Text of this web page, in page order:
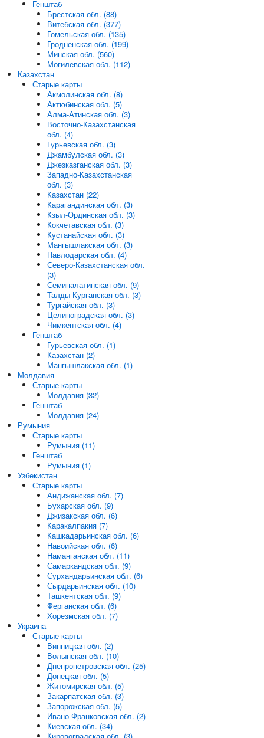
Генштаб
Брестская обл. (88)
Витебская обл. (377)
Гомельская обл. (135)
Гродненская обл. (199)
Минская обл. (560)
Могилевская обл. (112)
Казахстан
Старые карты
Акмолинская обл. (8)
Актюбинская обл. (5)
Алма-Атинская обл. (3)
Восточно-Казахстанская
обл. (4)
Гурьевская обл. (3)
Джамбулская обл. (3)
Джезказганская обл. (3)
Западно-Казахстанская
обл. (3)
Казахстан (22)
Карагандинская обл. (3)
Кзыл-Ординская обл. (3)
Кокчетавская обл. (3)
Кустанайская обл. (3)
Мангышлакская обл. (3)
Павлодарская обл. (4)
Северо-Казахстанская обл.
(3)
Семипалатинская обл. (9)
Талды-Курганская обл. (3)
Тургайская обл. (3)
Целиноградская обл. (3)
Чимкентская обл. (4)
Генштаб
Гурьевская обл. (1)
Казахстан (2)
Мангышлакская обл. (1)
Молдавия
Старые карты
Молдавия (32)
Генштаб
Молдавия (24)
Румыния
Старые карты
Румыния (11)
Генштаб
Румыния (1)
Узбекистан
Старые карты
Андижанская обл. (7)
Бухарская обл. (9)
Джизакская обл. (6)
Каракалпакия (7)
Кашкадарьинская обл. (6)
Навоийская обл. (6)
Наманганская обл. (11)
Самаркандская обл. (9)
Сурхандарьинская обл. (6)
Сырдарьинская обл. (10)
Ташкентская обл. (9)
Ферганская обл. (6)
Хорезмская обл. (7)
Украина
Старые карты
Винницкая обл. (2)
Волынская обл. (10)
Днепропетровская обл. (25)
Донецкая обл. (5)
Житомирская обл. (5)
Закарпатская обл. (3)
Запорожская обл. (5)
Ивано-Франковская обл. (2)
Киевская обл. (34)